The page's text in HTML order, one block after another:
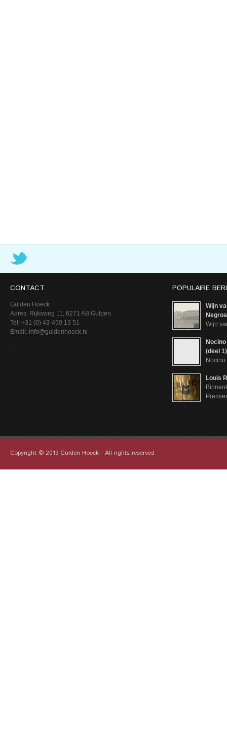
CONTACT
Gulden Hoeck
Adres: Rijksweg 11, 6271 AB Gulpen
Tel: +31 (0) 43-450 13 51
Email: info@guldenhoeck.nl
POPULAIRE
Wijn
Wijn
(deel 1)
Louis
Premier
Copyright © 2013 Gulden Hoeck - All rights reserved